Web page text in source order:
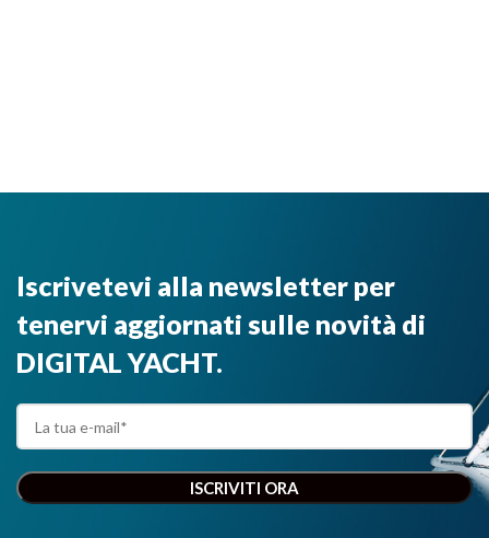
Iscrivetevi alla newsletter per
tenervi aggiornati sulle novità di
DIGITAL YACHT.